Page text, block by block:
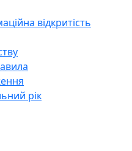
відкритість
рік